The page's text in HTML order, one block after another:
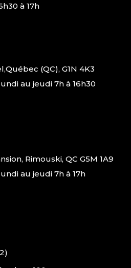
à 17h
(QC), G1N 4K3
au jeudi 7h à 16h30
Rimouski, QC G5M 1A9
au jeudi 7h à 17h